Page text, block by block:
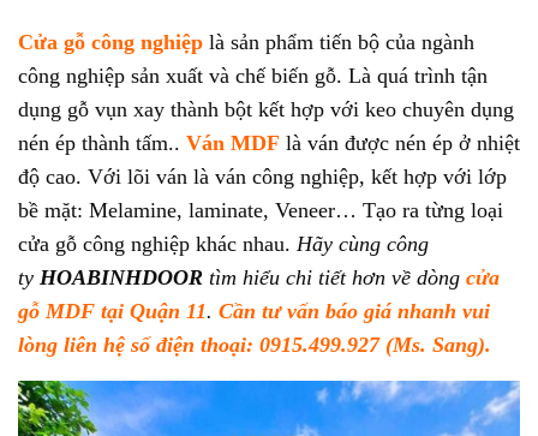
Cửa gỗ công nghiệp là sản phẩm tiến bộ của ngành
công nghiệp sản xuất và chế biến gỗ. Là quá trình tận
dụng gỗ vụn xay thành bột kết hợp với keo chuyên dụng
nén ép thành tấm.. Ván MDF là ván được nén ép ở nhiệt
độ cao. Với lõi ván là ván công nghiệp, kết hợp với lớp
bề mặt: Melamine, laminate, Veneer… Tạo ra từng loại
cửa gỗ công nghiệp khác nhau. Hãy cùng công
ty HOABINHDOOR tìm hiểu chi tiết hơn về dòng cửa
gỗ MDF tại Quận 11. Cần tư vấn báo giá nhanh vui
lòng liên hệ số điện thoại: 0915.499.927 (Ms. Sang).